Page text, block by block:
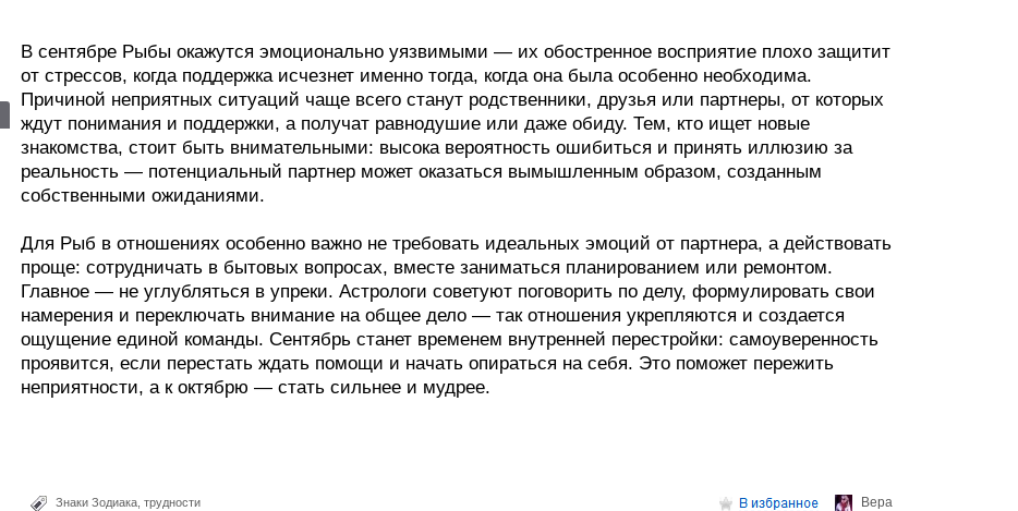
В сентябре Рыбы окажутся эмоционально уязвимыми — их обостренное восприятие плохо защитит
от стрессов, когда поддержка исчезнет именно тогда, когда она была особенно необходима.
Причиной неприятных ситуаций чаще всего станут родственники, друзья или партнеры, от которых
ждут понимания и поддержки, а получат равнодушие или даже обиду. Тем, кто ищет новые
знакомства, стоит быть внимательными: высока вероятность ошибиться и принять иллюзию за
реальность — потенциальный партнер может оказаться вымышленным образом, созданным
собственными ожиданиями.
Для Рыб в отношениях особенно важно не требовать идеальных эмоций от партнера, а действовать
проще: сотрудничать в бытовых вопросах, вместе заниматься планированием или ремонтом.
Главное — не углубляться в упреки. Астрологи советуют поговорить по делу, формулировать свои
намерения и переключать внимание на общее дело — так отношения укрепляются и создается
ощущение единой команды. Сентябрь станет временем внутренней перестройки: самоуверенность
проявится, если перестать ждать помощи и начать опираться на себя. Это поможет пережить
неприятности, а к октябрю — стать сильнее и мудрее.
Верa
Знаки Зодиака трудности